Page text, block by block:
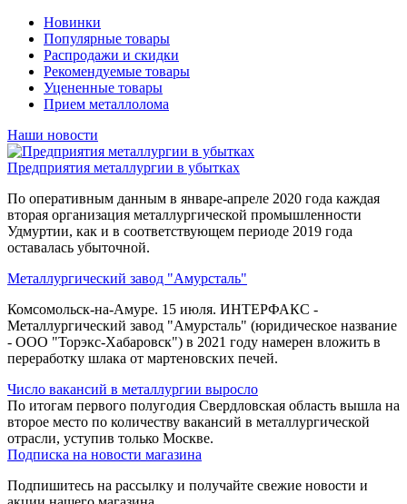
Новинки
Популярные товары
Распродажи и скидки
Рекомендуемые товары
Уцененные товары
Прием металлолома
Наши новости
Предприятия металлургии в убытках
По оперативным данным в январе-апреле 2020 года каждая
вторая организация металлургической промышленности
Удмуртии, как и в соответствующем периоде 2019 года
оставалась убыточной.
Металлургический завод "Амурсталь"
Комсомольск-на-Амуре. 15 июля. ИНТЕРФАКС -
Металлургический завод "Амурсталь" (юридическое название
- ООО "Торэкс-Хабаровск") в 2021 году намерен вложить в
переработку шлака от мартеновских печей.
Число вакансий в металлургии выросло
По итогам первого полугодия Свердловская область вышла на
второе место по количеству вакансий в металлургической
отрасли, уступив только Москве.
Подписка на новости магазина
Подпишитесь на рассылку и получайте свежие новости и